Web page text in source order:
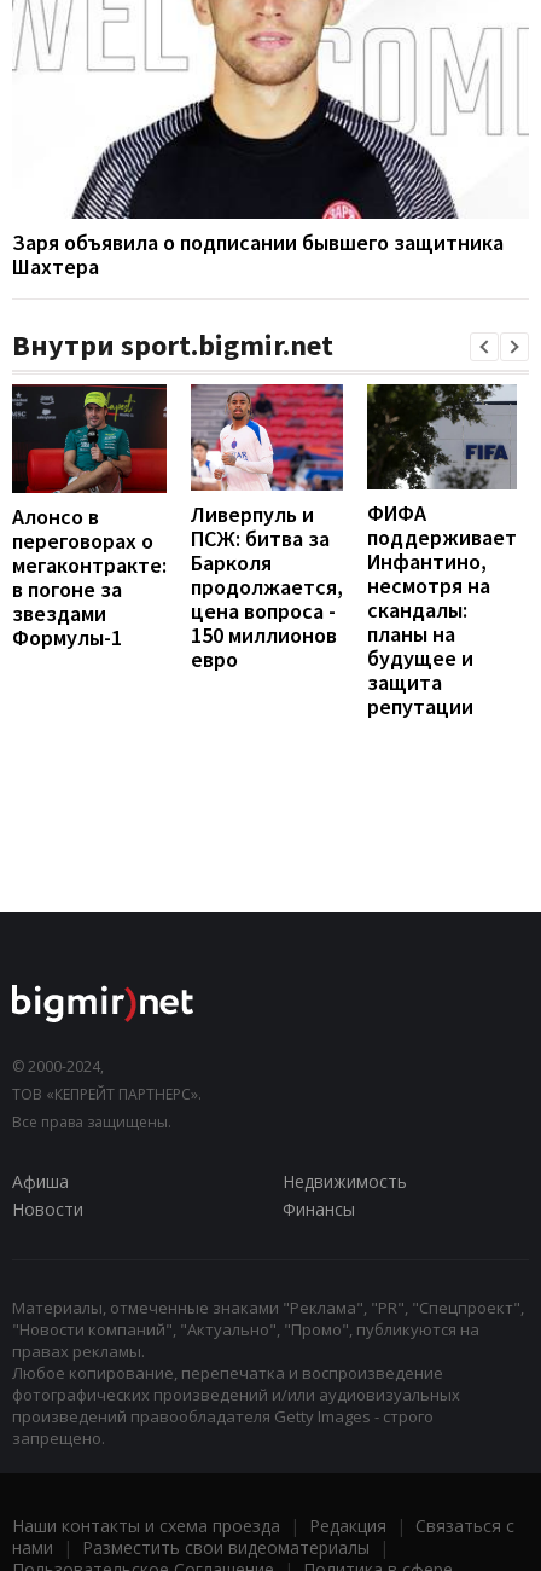
Заря объявила о подписании бывшего защитника
Шахтера
Внутри sport.bigmir.net
Алонсо в
переговорах о
мегаконтракте:
в погоне за
звездами
Формулы-1
Ливерпуль и
ПСЖ: битва за
Барколя
продолжается,
цена вопроса -
150 миллионов
евро
ФИФА
поддерживает
Инфантино,
несмотря на
скандалы:
планы на
будущее и
защита
репутации
© 2000-2024,
ТОВ «КЕПРЕЙТ ПАРТНЕРС».
Все права защищены.
Афиша
Недвижимость
Новости
Финансы
Материалы, отмеченные знаками "Реклама", "PR", "Спецпроект",
"Новости компаний", "Актуально", "Промо", публикуются на
правах рекламы.
Любое копирование, перепечатка и воспроизведение
фотографических произведений и/или аудиовизуальных
произведений правообладателя Getty Images - строго
запрещено.
Наши контакты и схема проезда | Редакция | Связаться с
нами | Разместить свои видеоматериалы |